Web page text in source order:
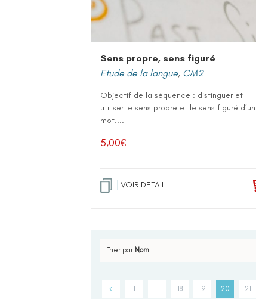
Sens propre, sens figuré
Etude de la langue, CM2
Objectif de la séquence : distinguer et
utiliser le sens propre et le sens figuré d’un
mot....
5,00€
VOIR DETAIL
Trier par Nom
1 … 18 19 20 21